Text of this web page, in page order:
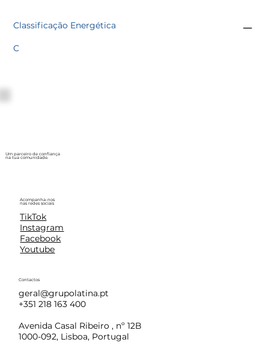
Classificação Energética
C
Um parceiro de confiança
na tua comunidade.
Acompanha-nos
nas redes sociais
TikTok
Instagram
Facebook
Youtube
Contactos
geral@grupolatina.pt
+351 218 163 400
Avenida Casal Ribeiro , nº 12B
1000-092, Lisboa, Portugal